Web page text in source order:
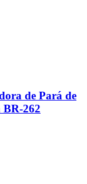
de Pará de
BR-262